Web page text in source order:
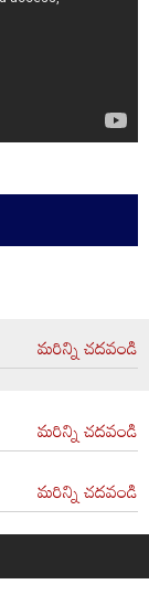
మరిన్ని చదవండి
మరిన్ని చదవండి
మరిన్ని చదవండి